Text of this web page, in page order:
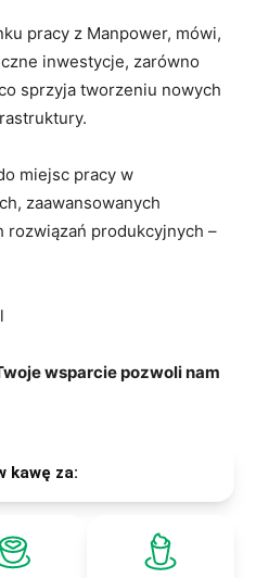
pracy z Manpower, mówi,
inwestycje, zarówno
sprzyja tworzeniu nowych
miejsc pracy w
zaawansowanych
produkcyjnych –
wsparcie pozwoli nam
kawę za: